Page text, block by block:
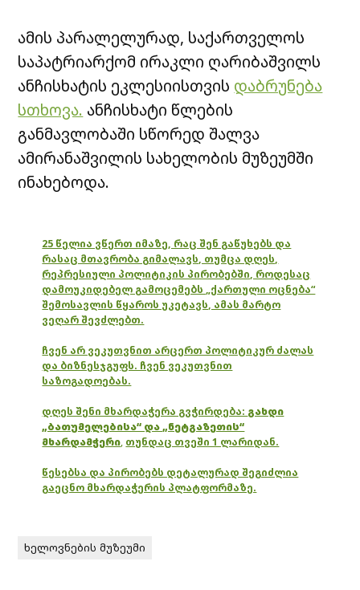
ამის პარალელურად, საქართველოს
საპატრიარქომ ირაკლი ღარიბაშვილს
ანჩისხატის ეკლესიისთვის დაბრუნება
სთხოვა. ანჩისხატი წლების
განმავლობაში სწორედ შალვა
ამირანაშვილის სახელობის მუზეუმში
ინახებოდა.
25 წელია ვწერთ იმაზე, რაც შენ გაწუხებს და
რასაც მთავრობა გიმალავს, თუმცა დღეს,
რეპრესიული პოლიტიკის პირობებში, როდესაც
დამოუკიდებელ გამოცემებს „ქართული ოცნება“
შემოსავლის წყაროს უკეტავს, ამას მარტო
ვეღარ შევძლებთ.
ჩვენ არ ვეკუთვნით არცერთ პოლიტიკურ ძალას
და ბიზნესჯგუფს. ჩვენ ვეკუთვნით
საზოგადოებას.
დღეს შენი მხარდაჭერა გვჭირდება: გახდი
„ბათუმელებისა“ და „ნეტგაზეთის“
მხარდამჭერი, თუნდაც თვეში 1 ლარიდან.
წესებსა და პირობებს დეტალურად შეგიძლია
გაეცნო მხარდაჭერის პლატფორმაზე.
ხელოვნების მუზეუმი